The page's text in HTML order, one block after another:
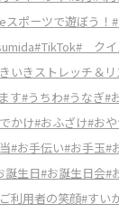
スポーツで遊ぼう！
#TikTok# クイ
いきストレッチ＆
す#うちわ#うなぎ#
かけ#おふざけ#お
#お手伝い#お手玉#
誕生日#お誕生日会#
利用者の笑顔#すい